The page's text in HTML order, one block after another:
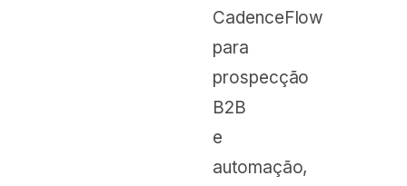
CadenceFlow
para
prospecção
B2B
e
automação,